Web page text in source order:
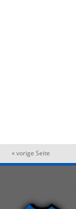
« vorige Seite